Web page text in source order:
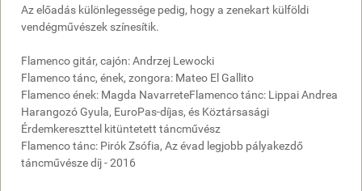
Az előadás különlegessége pedig, hogy a zenekart külföldi
vendégművészek színesítik.
Flamenco gitár, cajón: Andrzej Lewocki
Flamenco tánc, ének, zongora: Mateo El Gallito
Flamenco ének: Magda NavarreteFlamenco tánc: Lippai Andrea
Harangozó Gyula, EuroPas-díjas, és Köztársasági
Érdemkereszttel kitüntetett táncművész
Flamenco tánc: Pirók Zsófia, Az évad legjobb pályakezdő
táncművésze díj - 2016